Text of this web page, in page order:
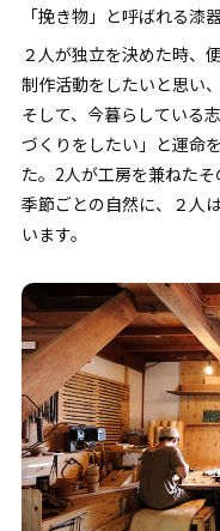
「挽き物」と呼ばれる漆
２人が独立を決めた時、
制作活動をしたいと思い
そして、今暮らしている
づくりをしたい」と運命
た。2人が工房を兼ねたそ
季節ごとの自然に、２人
います。